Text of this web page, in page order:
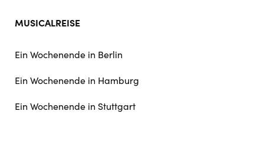
MUSICALREISE
Ein Wochenende in Berlin
Ein Wochenende in Hamburg
Ein Wochenende in Stuttgart